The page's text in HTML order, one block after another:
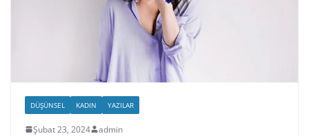
DÜŞÜNSEL KADIN YAZILAR
Şubat 23, 2024 admin